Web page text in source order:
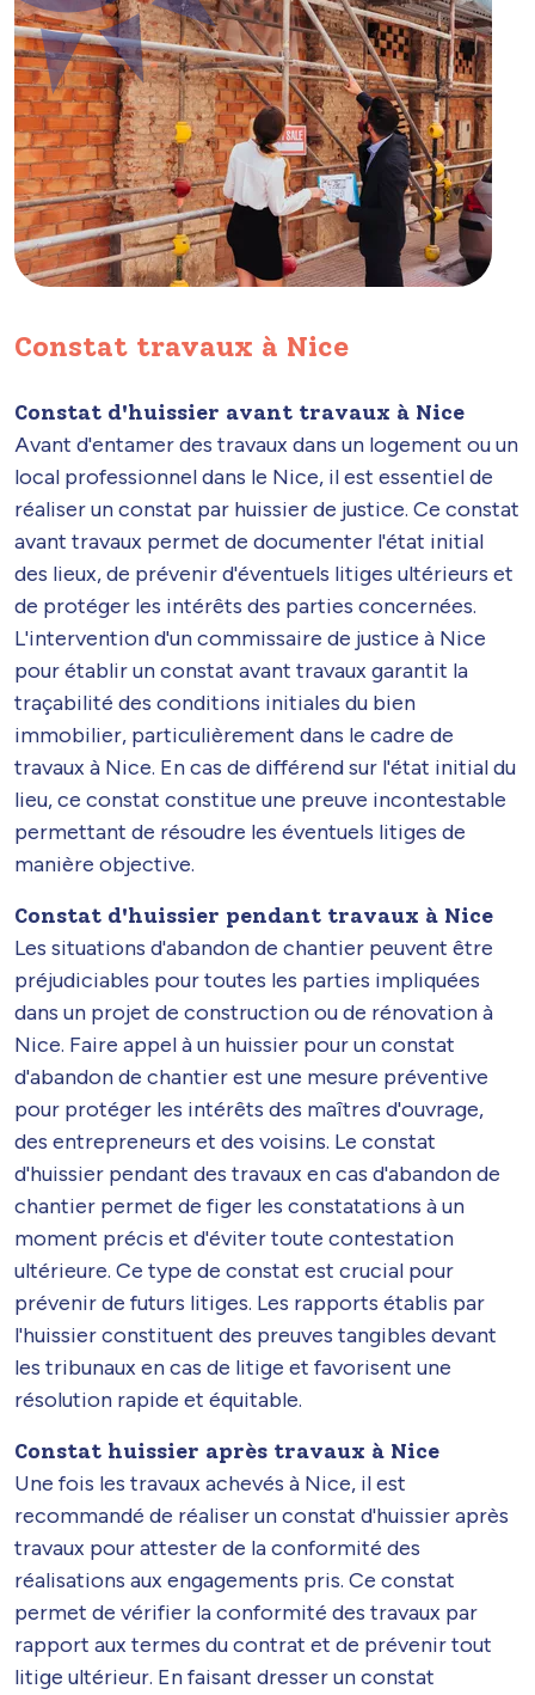
Constat travaux à Nice
Constat d'huissier avant travaux à Nice
Avant d'entamer des travaux dans un logement ou un
local professionnel dans le Nice, il est essentiel de
réaliser un constat par huissier de justice. Ce constat
avant travaux permet de documenter l'état initial
des lieux, de prévenir d'éventuels litiges ultérieurs et
de protéger les intérêts des parties concernées.
L'intervention d'un commissaire de justice à Nice
pour établir un constat avant travaux garantit la
traçabilité des conditions initiales du bien
immobilier, particulièrement dans le cadre de
travaux à Nice. En cas de différend sur l'état initial du
lieu, ce constat constitue une preuve incontestable
permettant de résoudre les éventuels litiges de
manière objective.
Constat d'huissier pendant travaux à Nice
Les situations d'abandon de chantier peuvent être
préjudiciables pour toutes les parties impliquées
dans un projet de construction ou de rénovation à
Nice. Faire appel à un huissier pour un constat
d'abandon de chantier est une mesure préventive
pour protéger les intérêts des maîtres d'ouvrage,
des entrepreneurs et des voisins. Le constat
d'huissier pendant des travaux en cas d'abandon de
chantier permet de figer les constatations à un
moment précis et d'éviter toute contestation
ultérieure. Ce type de constat est crucial pour
prévenir de futurs litiges. Les rapports établis par
l'huissier constituent des preuves tangibles devant
les tribunaux en cas de litige et favorisent une
résolution rapide et équitable.
Constat huissier après travaux à Nice
Une fois les travaux achevés à Nice, il est
recommandé de réaliser un constat d'huissier après
travaux pour attester de la conformité des
réalisations aux engagements pris. Ce constat
permet de vérifier la conformité des travaux par
rapport aux termes du contrat et de prévenir tout
litige ultérieur. En faisant dresser un constat